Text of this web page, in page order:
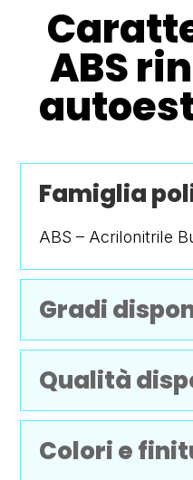
ABS
Famiglia
ABS – Acrilonitrile
Gradi
Qualità
Colori e